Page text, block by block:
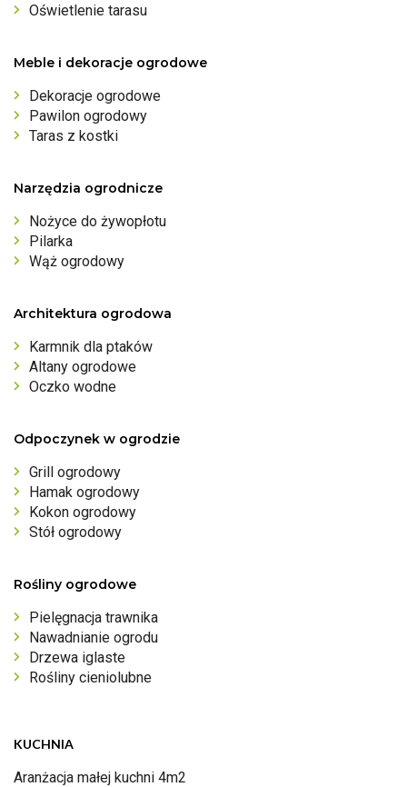
Oświetlenie tarasu
Meble i dekoracje ogrodowe
Dekoracje ogrodowe
Pawilon ogrodowy
Taras z kostki
Narzędzia ogrodnicze
Nożyce do żywopłotu
Pilarka
Wąż ogrodowy
Architektura ogrodowa
Karmnik dla ptaków
Altany ogrodowe
Oczko wodne
Odpoczynek w ogrodzie
Grill ogrodowy
Hamak ogrodowy
Kokon ogrodowy
Stół ogrodowy
Rośliny ogrodowe
Pielęgnacja trawnika
Nawadnianie ogrodu
Drzewa iglaste
Rośliny cieniolubne
KUCHNIA
Aranżacja małej kuchni 4m2